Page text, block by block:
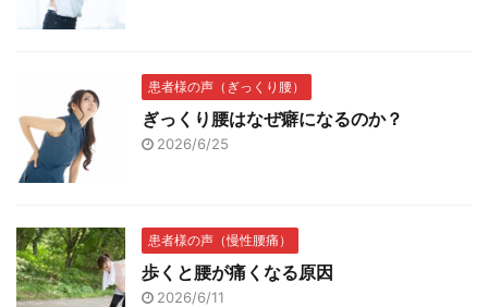
患者様の声（ぎっくり腰）
ぎっくり腰はなぜ癖になるのか？
2026/6/25
患者様の声（慢性腰痛）
歩くと腰が痛くなる原因
2026/6/11